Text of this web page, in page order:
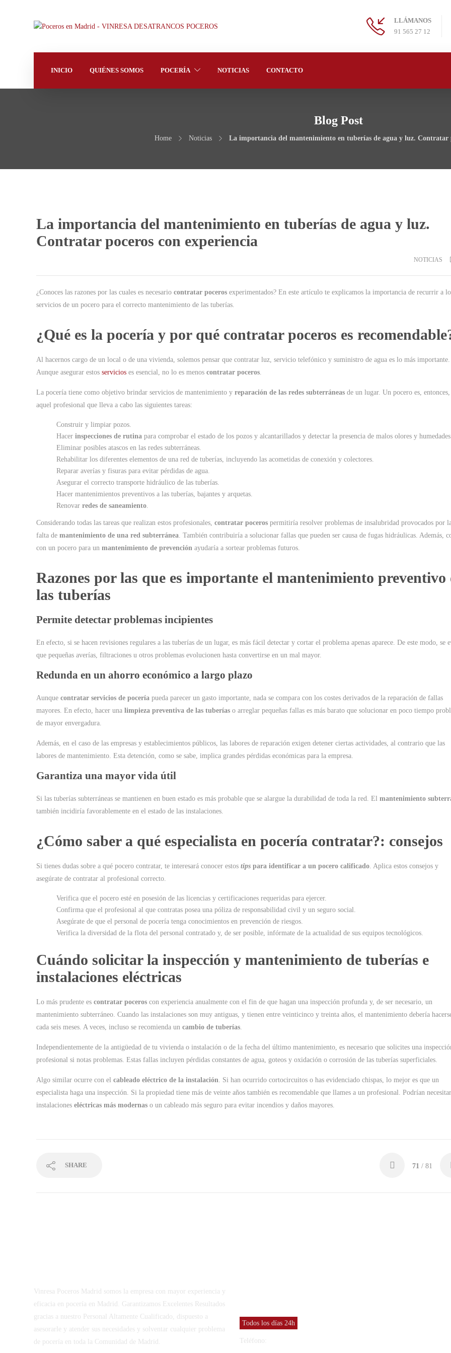
LLÁMANOS
91 565 27 12
INICIO QUIÉNES SOMOS POCERÍA NOTICIAS CONTACTO
Blog Post
Home Noticias La importancia del mantenimiento en tuberías de agua y luz. Contratar
La importancia del mantenimiento en tuberías de agua y luz.
Contratar poceros con experiencia
NOTICIAS
¿Conoces las razones por las cuales es necesario contratar poceros experimentados? En este artículo te explicamos la importancia de recurrir a
servicios de un pocero para el correcto mantenimiento de las tuberías.
¿Qué es la pocería y por qué contratar poceros es
Al hacernos cargo de un local o de una vivienda, solemos pensar que contratar luz, servicio telefónico y suministro de agua es lo más importante.
Aunque asegurar estos servicios es esencial, no lo es menos contratar poceros.
La pocería tiene como objetivo brindar servicios de mantenimiento y reparación de las redes subterráneas de un lugar. Un pocero es, entonces,
aquel profesional que lleva a cabo las siguientes tareas:
Construir y limpiar pozos.
Hacer inspecciones de rutina para comprobar el estado de los pozos y alcantarillados y detectar la presencia de malos olores y
Eliminar posibles atascos en las redes subterráneas.
Rehabilitar los diferentes elementos de una red de tuberías, incluyendo las acometidas de conexión y colectores.
Reparar averías y fisuras para evitar pérdidas de agua.
Asegurar el correcto transporte hidráulico de las tuberías.
Hacer mantenimientos preventivos a las tuberías, bajantes y arquetas.
Renovar redes de saneamiento.
Considerando todas las tareas que realizan estos profesionales, contratar poceros permitiría resolver problemas de insalubridad provocados por
falta de mantenimiento de una red subterránea. También contribuiría a solucionar fallas que pueden ser causa de fugas hidráulicas. Además,
con un pocero para un mantenimiento de prevención ayudaría a sortear problemas futuros.
Razones por las que es importante el mantenimiento preventivo
las tuberías
Permite detectar problemas incipientes
En efecto, si se hacen revisiones regulares a las tuberías de un lugar, es más fácil detectar y cortar el problema apenas aparece. De este modo, se
que pequeñas averías, filtraciones u otros problemas evolucionen hasta convertirse en un mal mayor.
Redunda en un ahorro económico a largo plazo
Aunque contratar servicios de pocería pueda parecer un gasto importante, nada se compara con los costes derivados de la reparación de fallas
mayores. En efecto, hacer una limpieza preventiva de las tuberías o arreglar pequeñas fallas es más barato que solucionar en poco tiempo
de mayor envergadura.
Además, en el caso de las empresas y establecimientos públicos, las labores de reparación exigen detener ciertas actividades, al contrario que las
labores de mantenimiento. Esta detención, como se sabe, implica grandes pérdidas económicas para la empresa.
Garantiza una mayor vida útil
Si las tuberías subterráneas se mantienen en buen estado es más probable que se alargue la durabilidad de toda la red. El mantenimiento
también incidiría favorablemente en el estado de las instalaciones.
¿Cómo saber a qué especialista en pocería contratar?: consejos
Si tienes dudas sobre a qué pocero contratar, te interesará conocer estos tips para identificar a un pocero calificado. Aplica estos consejos y
asegúrate de contratar al profesional correcto.
Verifica que el pocero esté en posesión de las licencias y certificaciones requeridas para ejercer.
Confirma que el profesional al que contratas posea una póliza de responsabilidad civil y un seguro social.
Asegúrate de que el personal de pocería tenga conocimientos en prevención de riesgos.
Verifica la diversidad de la flota del personal contratado y, de ser posible, infórmate de la actualidad de sus equipos tecnológicos.
Cuándo solicitar la inspección y mantenimiento de tuberías e
instalaciones eléctricas
Lo más prudente es contratar poceros con experiencia anualmente con el fin de que hagan una inspección profunda y, de ser necesario, un
mantenimiento subterráneo. Cuando las instalaciones son muy antiguas, y tienen entre veinticinco y treinta años, el mantenimiento debería
cada seis meses. A veces, incluso se recomienda un cambio de tuberías.
Independientemente de la antigüedad de tu vivienda o instalación o de la fecha del último mantenimiento, es necesario que solicites una
profesional si notas problemas. Estas fallas incluyen pérdidas constantes de agua, goteos y oxidación o corrosión de las tuberías superficiales.
Algo similar ocurre con el cableado eléctrico de la instalación. Si han ocurrido cortocircuitos o has evidenciado chispas, lo mejor es que un
especialista haga una inspección. Si la propiedad tiene más de veinte años también es recomendable que llames a un profesional. Podrían necesitar
instalaciones eléctricas más modernas o un cableado más seguro para evitar incendios y daños mayores.
SHARE 71 / 81
Vinresa Poceros Madrid somos la empresa con mayor experiencia y
eficacia en pocería en Madrid. Garantizamos Excelentes Resultados
gracias a nuestro Personal Altamente Cualificado, dispuesto a
asesorarle y atender sus necesidades y solventar cualquier problema
de pocería en toda la Comunidad de Madrid.
Todos los días 24h
Teléfono: